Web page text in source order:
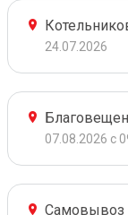
24.07.2026
07.08.2026 с
Самовывоз